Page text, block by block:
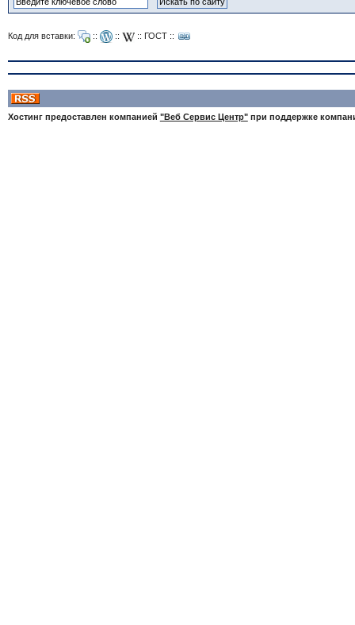
Код для вставки: :: :: :: ГОСТ::
Хостинг предоставлен компанией "Веб Сервис Центр"при поддержке